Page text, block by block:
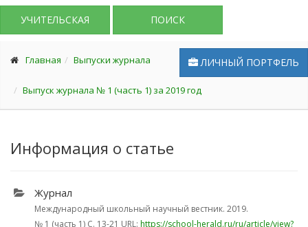
УЧИТЕЛЬСКАЯ ПОИСК
ЛИЧНЫЙ ПОРТФЕЛЬ
Главная Выпуски журнала
Выпуск журнала № 1 (часть 1) за 2019 год
Информация о статье
Журнал
Международный школьный научный вестник. 2019.
№ 1 (часть 1) С. 13-21 URL: https://school-herald.ru/ru/article/view?